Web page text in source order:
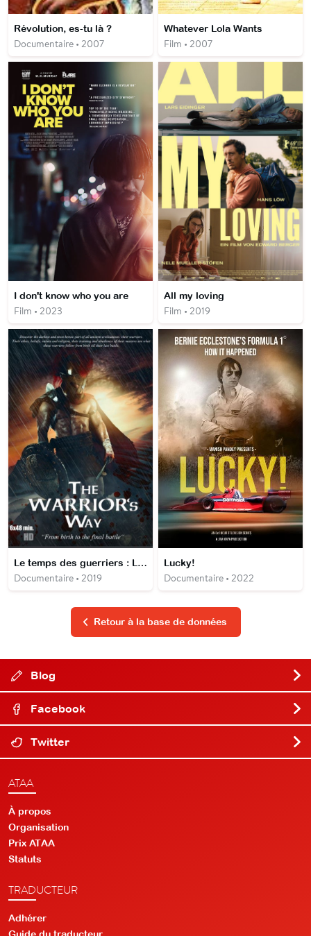
Révolution, es-tu là ?
Documentaire • 2007
Whatever Lola Wants
Film • 2007
I don't know who you are
Film • 2023
All my loving
Film • 2019
Le temps des guerriers : Les guerriers sacrés
Documentaire • 2019
Lucky!
Documentaire • 2022
Retour à la base de données
Blog
Facebook
Twitter
ATAA
À propos
Organisation
Prix ATAA
Statuts
TRADUCTEUR
Adhérer
Guide du traducteur